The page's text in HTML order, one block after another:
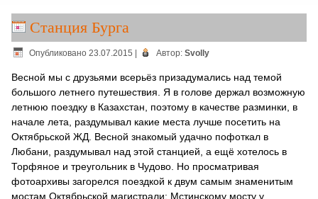
Станция Бурга
Опубликовано 23.07.2015 Автор: Svolly
Весной мы с друзьями всерьёз призадумались над темой
большого летнего путешествия. Я в голове держал возможную
летнюю поездку в Казахстан, поэтому в качестве разминки, в
начале лета, раздумывал какие места лучше посетить на
Октябрьской ЖД. Весной знакомый удачно пофоткал в
Любани, раздумывал над этой станцией, а ещё хотелось в
Торфяное и треугольник в Чудово. Но просматривая
фотоархивы загорелся поездкой к двум самым знаменитым
мостам Октябрьской магистрали: Мстинскому мосту у